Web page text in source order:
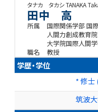
タナカ タカシTANAKA
田中 高
所属
国際関係学部 国
人間力創成教育院
大学院国際人間
職名
教授
学歴・学位
* 修士
筑波